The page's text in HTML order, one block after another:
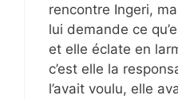
rencontre Ingeri,
lui demande ce
et elle éclate en
c’est elle la
l’avait voulu, elle